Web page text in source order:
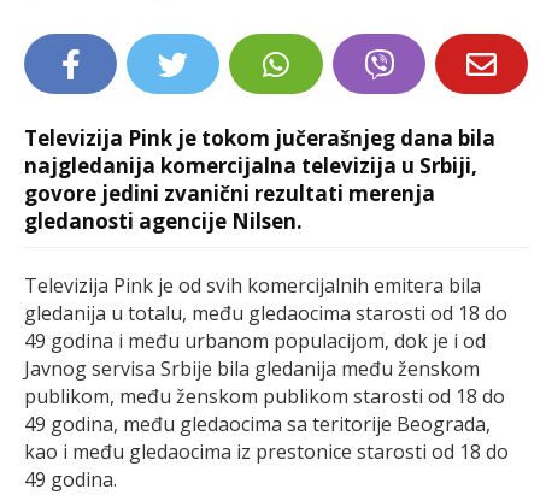
EXTRA
Televizija Pink je tokom jučerašnjeg dana bila
najgledanija komercijalna televizija u Srbiji,
govore jedini zvanični rezultati merenja
gledanosti agencije Nilsen.
Televizija Pink je od svih komercijalnih emitera bila
gledanija u totalu, među gledaocima starosti od 18 do
49 godina i među urbanom populacijom, dok je i od
Javnog servisa Srbije bila gledanija među ženskom
publikom, među ženskom publikom starosti od 18 do
49 godina, među gledaocima sa teritorije Beograda,
kao i među gledaocima iz prestonice starosti od 18 do
49 godina.